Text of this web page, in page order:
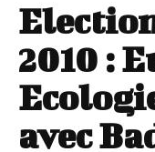
2010 :
avec